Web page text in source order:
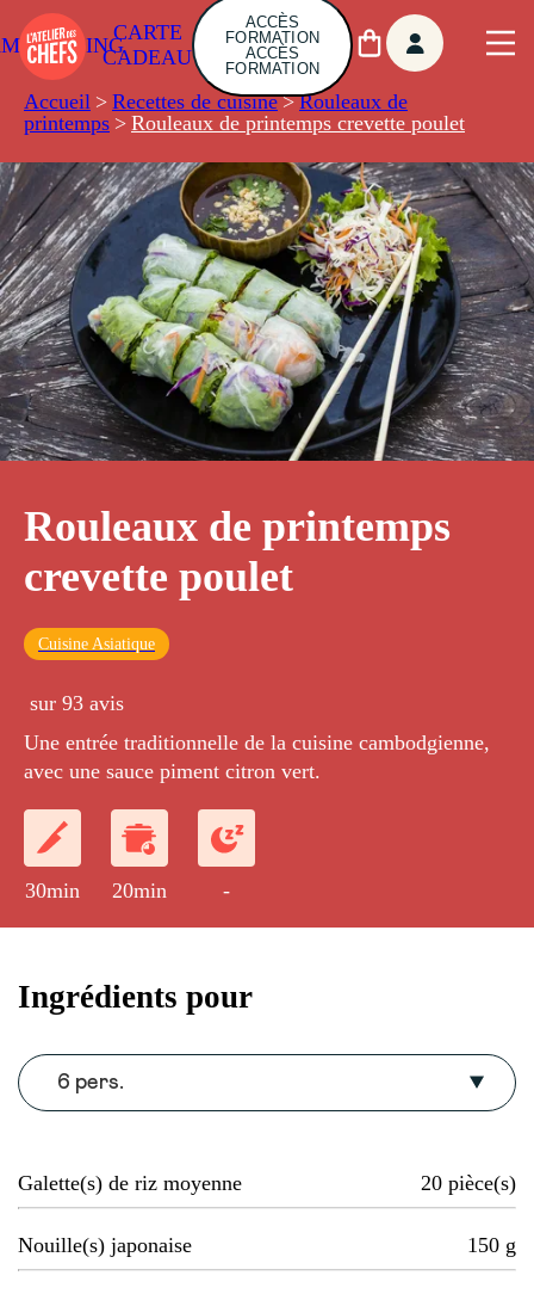
CARTE
CADEAU
ACCÈS
FORMATION
ACCÈS
FORMATION
Accueil > Recettes de cuisine > Rouleaux de
printemps > Rouleaux de printemps crevette poulet
Rouleaux de printemps
crevette poulet
Cuisine Asiatique
sur 93 avis
Une entrée traditionnelle de la cuisine cambodgienne,
avec une sauce piment citron vert.
30min 20min -
Ingrédients pour
6 pers.
Galette(s) de riz moyenne 20 pièce(s)
Nouille(s) japonaise 150 g